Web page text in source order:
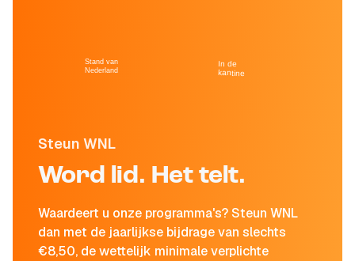
Steun WNL
Word lid. Het telt.
Waardeert u onze programma's? Steun WNL
dan met de jaarlijkse bijdrage van slechts
€8,50, de wettelijk minimale verplichte
Stand van
Nederland
In de
kantine